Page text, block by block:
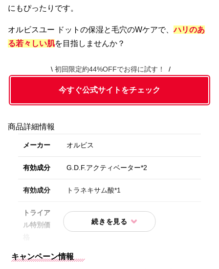
にもぴったりです。
オルビスユー ドットの保湿と毛穴のWケアで、ハリのあ
る若々しい肌を目指しませんか？
初回限定約44%OFFでお得に試す！
今すぐ公式サイトをチェック
商品詳細情報
メーカー オルビス
有効成分 G.D.F.アクティベーター*2
有効成分 トラネキサム酸*1
トライア
ル特別価
初回限定980円(送料無料）
内容① 化粧水 7日間分
キャンペーン情報